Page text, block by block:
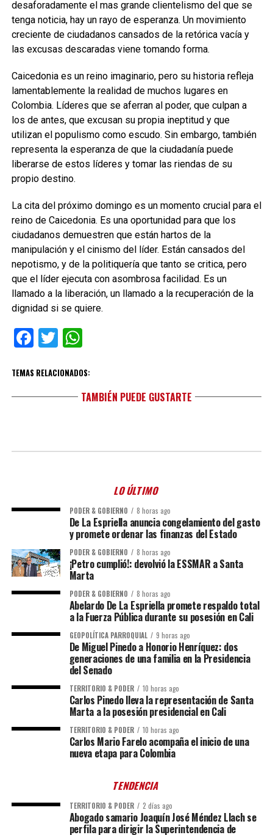
desaforadamente el mas grande clientelismo del que se
tenga noticia, hay un rayo de esperanza. Un movimiento
creciente de ciudadanos cansados de la retórica vacía y
las excusas descaradas viene tomando forma.
Caicedonia es un reino imaginario, pero su historia refleja
lamentablemente la realidad de muchos lugares en
Colombia. Líderes que se aferran al poder, que culpan a
los de antes, que excusan su propia ineptitud y que
utilizan el populismo como escudo. Sin embargo, también
representa la esperanza de que la ciudadanía puede
liberarse de estos líderes y tomar las riendas de su
propio destino.
La cita del próximo domingo es un momento crucial para el
reino de Caicedonia. Es una oportunidad para que los
ciudadanos demuestren que están hartos de la
manipulación y el cinismo del líder. Están cansados del
nepotismo, y de la politiquería que tanto se critica, pero
que el líder ejecuta con asombrosa facilidad. Es un
llamado a la liberación, un llamado a la recuperación de la
dignidad si se quiere.
Facebook
TwitterWhatsApp
TEMAS RELACIONADOS:
TAMBIÉN PUEDE GUSTARTE
LO ÚLTIMO
PODER & GOBIERNO 8 horas ago
De La Espriella anuncia congelamiento del gasto
y promete ordenar las finanzas del Estado
PODER & GOBIERNO 8 horas ago
¡Petro cumplió!: devolvió la ESSMAR a Santa
Marta
PODER & GOBIERNO 8 horas ago
Abelardo De La Espriella promete respaldo total
a la Fuerza Pública durante su posesión en Cali
GEOPOLÍTICA PARROQUIAL 9 horas ago
De Miguel Pinedo a Honorio Henríquez: dos
generaciones de una familia en la Presidencia
del Senado
TERRITORIO & PODER 10 horas ago
Carlos Pinedo lleva la representación de Santa
Marta a la posesión presidencial en Cali
TERRITORIO & PODER 10 horas ago
Carlos Mario Farelo acompaña el inicio de una
nueva etapa para Colombia
TENDENCIA
TERRITORIO & PODER 2 días ago
Abogado samario Joaquín José Méndez Llach se
perfila para dirigir la Superintendencia de